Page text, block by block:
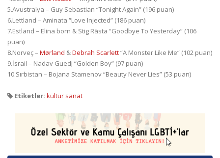
5.Avustralya – Guy Sebastian “Tonight Again” (196 puan)
6.Lettland – Aminata “Love Injected” (186 puan)
7.Estland – Elina born & Stig Rästa “Goodbye To Yesterday” (106
puan)
8.Norveç – Mørland &Debrah Scarlett“A Monster Like Me“ (102 puan)
9.İsrail – Nadav Guedj “Golden Boy” (97 puan)
10.Sırbistan – Bojana Stamenov “Beauty Never Lies” (53 puan)
Etiketler: kültür sanat